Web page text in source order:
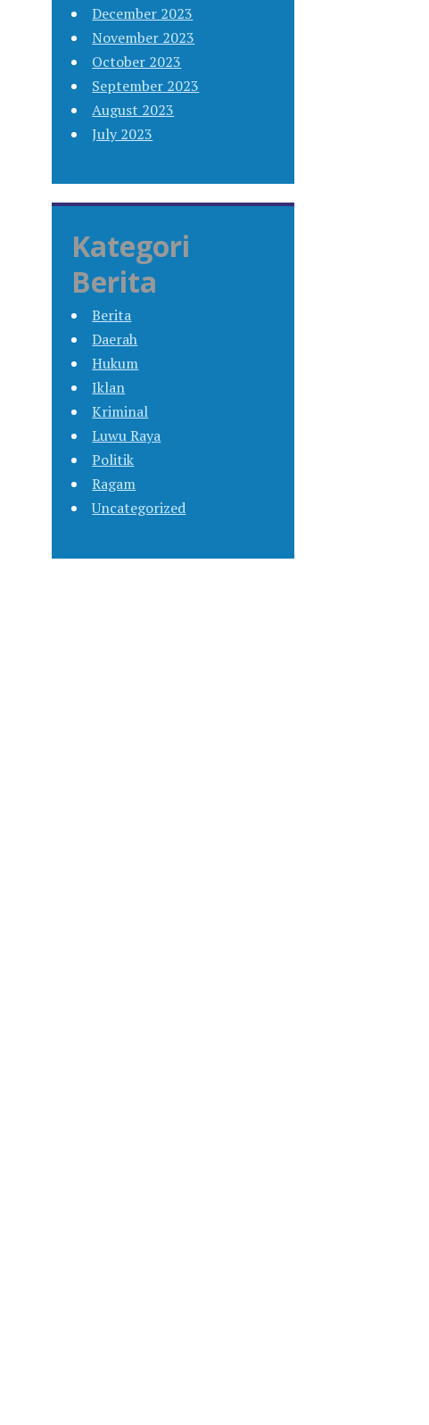
December 2023
November 2023
October 2023
September 2023
August 2023
July 2023
Kategori
Berita
Berita
Daerah
Hukum
Iklan
Kriminal
Luwu Raya
Politik
Ragam
Uncategorized